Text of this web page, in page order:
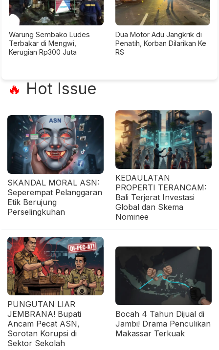
Warung Sembako Ludes
Terbakar di Mengwi,
Kerugian Rp300 Juta
Dua Motor Adu Jangkrik di
Penatih, Korban Dilarikan Ke
RS
🔥 Hot Issue
SKANDAL MORAL ASN:
Seperempat Pelanggaran
Etik Berujung
Perselingkuhan
KEDAULATAN
PROPERTI TERANCAM:
Bali Terjerat Investasi
Global dan Skema
Nominee
PUNGUTAN LIAR
JEMBRANA! Bupati
Ancam Pecat ASN,
Sorotan Korupsi di
Sektor Sekolah
Bocah 4 Tahun Dijual di
Jambi! Drama Penculikan
Makassar Terkuak